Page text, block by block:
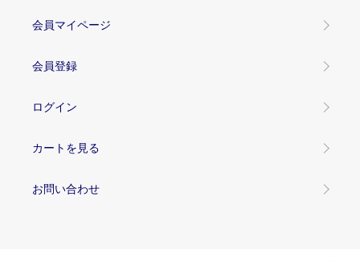
会員マイページ
会員登録
ログイン
カートを見る
お問い合わせ